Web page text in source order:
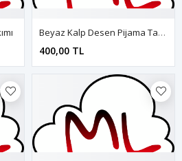
Beyaz Kalp Desen Pijama Takımı
400,00 TL